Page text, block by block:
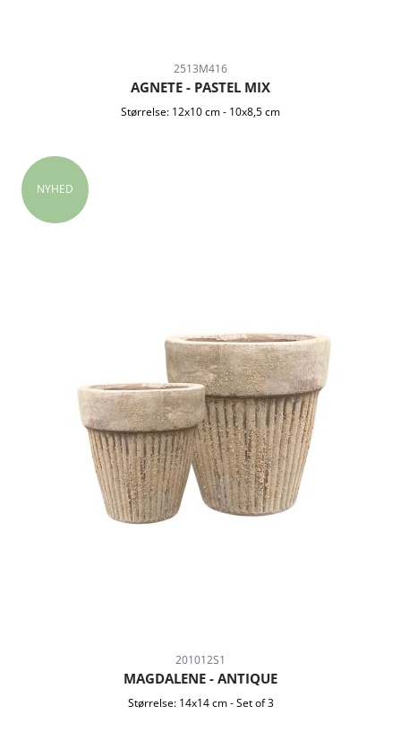
2513M416
AGNETE - PASTEL MIX
Størrelse: 12x10 cm- 10x8,5 cm
NYHED
201012S1
MAGDALENE - ANTIQUE
Størrelse: 14x14 cm -Set of 3